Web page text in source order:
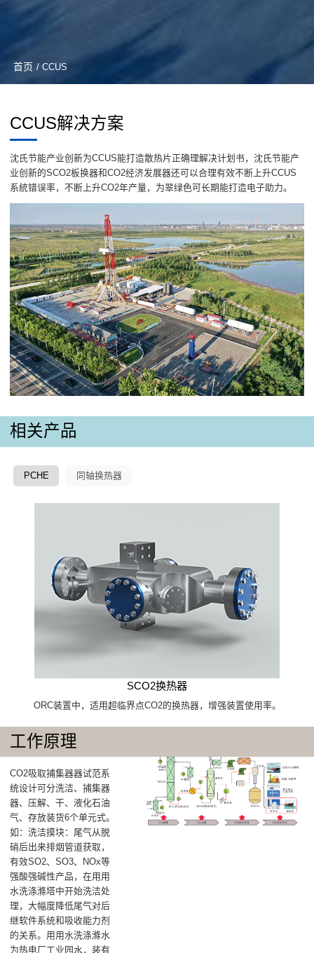
首页 / CCUS
CCUS解决方案
沈氏节能产业创新为CCUS能打造散热片正确理解决计划书，沈氏节能产
业创新的SCO2板换器和CO2经济发展器还可以合理有效不断上升CCUS
系統错误率，不断上升CO2年产量，为翠绿色可长期能打造电子助力。
相关产品
PCHE 同轴换热器
SCO2换热器
ORC装置中，适用超临界点CO2的换热器，增强装置使用率。
工作原理
CO2吸取捕集器器试范系
统设计可分洗洁、捕集器
器、压解、干、液化石油
气、存放装货6个单元式。
如：洗洁摸块：尾气从脱
硝后出来排烟管道获取，
有效SO2、SO3、NOx等
强酸强碱性产品，在用用
水洗涤滌塔中开始洗洁处
理，大幅度降低尾气对后
继软件系统和吸收能力剂
的关系。用用水洗涤滌水
为热电厂工业园水，装有